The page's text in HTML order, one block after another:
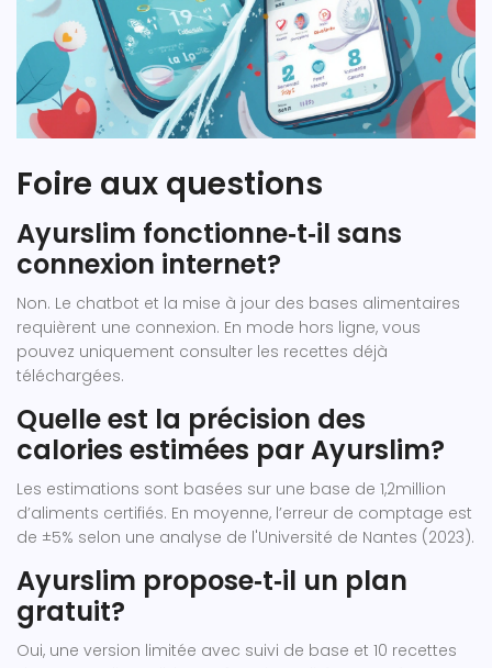
Foire aux questions
Ayurslim fonctionne‑t‑il sans
connexion internet?
Non. Le chatbot et la mise à jour des bases alimentaires
requièrent une connexion. En mode hors ligne, vous
pouvez uniquement consulter les recettes déjà
téléchargées.
Quelle est la précision des
calories estimées par Ayurslim?
Les estimations sont basées sur une base de 1,2million
d’aliments certifiés. En moyenne, l’erreur de comptage est
de ±5% selon une analyse de l'Université de Nantes (2023).
Ayurslim propose‑t‑il un plan
gratuit?
Oui, une version limitée avec suivi de base et 10 recettes